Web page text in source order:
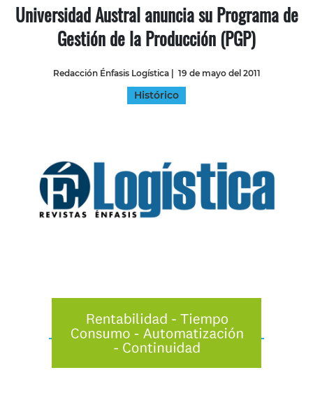
Universidad Austral anuncia su Programa de
Gestión de la Producción (PGP)
Redacción Énfasis Logística| 19 de mayo del 2011
Histórico